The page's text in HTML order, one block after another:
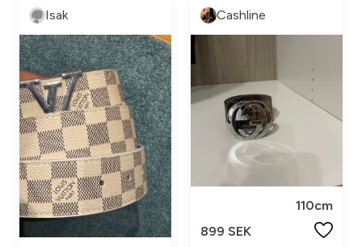
Isak Cashline
110cm
899 SEK